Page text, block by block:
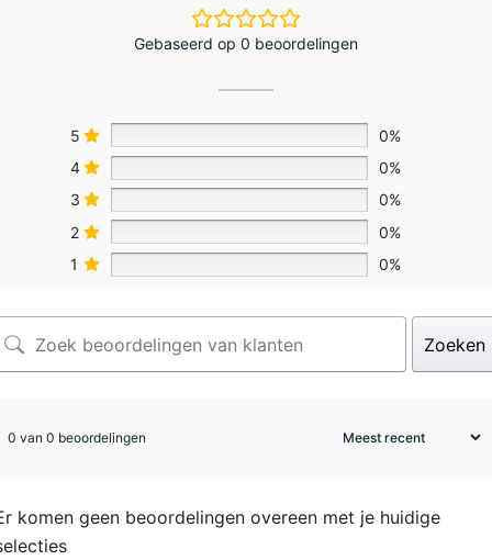
Gebaseerd op 0 beoordelingen
5
0%
4
0%
3
0%
2
0%
1
0%
Zoeken
0 van 0 beoordelingen
komen geen beoordelingen overeen met je huidige